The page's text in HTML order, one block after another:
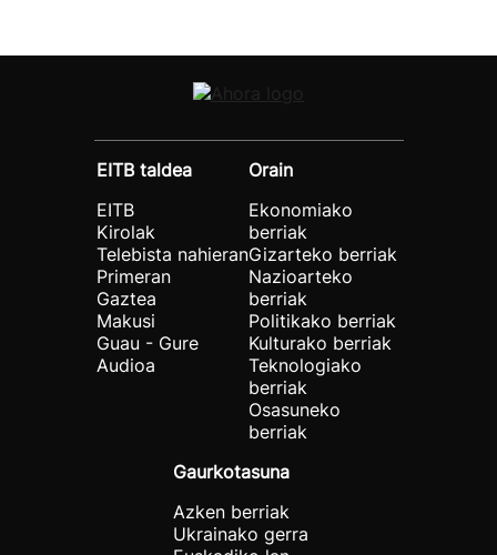
EITB taldea
EITB
Kirolak
Telebista nahieran
Primeran
Gaztea
Makusi
Guau - Gure
Audioa
Orain
Ekonomiako
berriak
Gizarteko berriak
Nazioarteko
berriak
Politikako berriak
Kulturako berriak
Teknologiako
berriak
Osasuneko
berriak
Gaurkotasuna
Azken berriak
Ukrainako gerra